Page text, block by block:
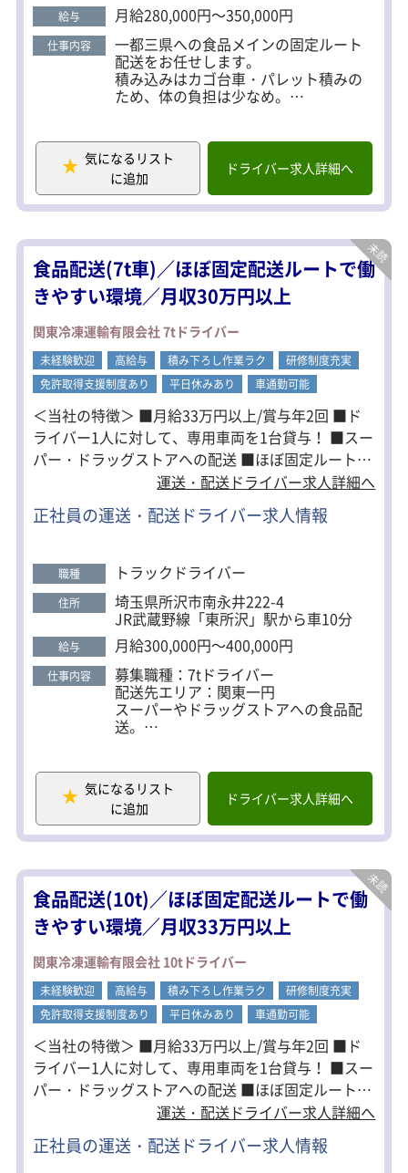
給与 月給280,000円～350,000円
仕事内容 一都三県への食品メインの固定ルート
配送をお任せします。
積み込みはカゴ台車・パレット積みの
ため、体の負担は少なめ。
・大手スーパーへの配送
・大手ファーストフード店への配送
・工場から配送センターへの横持ち
・走行距離150km
店舗配送の場合は、1回の配送で2～3件
の店舗を回り、その後戻って積み直
し、さらに2～3件を配送します。
センター間の配送では、2往復していた
だきます。
【研修について】
まずトラックの車両感覚を掴むところ
から！
ルート確認は先輩との同乗研修を行
い、
1～2ヶ月かけて着実に業務に慣れてい
ただきます。
ドライバーデビューもブランクも安心
です。
気になるリスト
に追加
ドライバー求人詳細へ
食品配送(7t車)／ほぼ固定配送ルートで働
きやすい環境／月収30万円以上
関東冷凍運輸有限会社 7tドライバー
未経験歓迎 高給与 積み下ろし作業ラク
研修制度充実
免許取得支援制度あり
平日休みあり 車通勤可能
＜当社の特徴＞ ■月給33万円以上/賞与年2回 ■ド
ライバー1人に対して、専用車両を1台貸与！ ■スー
パー・ドラッグストアへの配送 ■ほぼ固定ルート！
■1日2運行で配送件数は3~4件！ ■積み込み・納品
は台車やカートラを使用！ ■早上がりも可能で給与
の減額はナシ！ 国土交通省からも「安全性優良事業
で、ルートを一度覚えてしまえば問題ありません！
当社は埼玉県所沢市に本社を置く、今年で設立21年
目の会社です。 「流通を通じて笑顔を作る会社」と
して、お客様の笑顔だけではなく 従業員、そして従
業員の笑顔も守ることを大切にしています！
運送・配送ドライバー求人詳細へ
正社員の運送・配送ドライバー求人情報
職種 トラックドライバー
住所 埼玉県所沢市南永井222-4
JR武蔵野線「東所沢」駅から車10分
給与 月給300,000円～400,000円
仕事内容 募集職種：7tドライバー
配送先エリア：関東一円
スーパーやドラッグストアへの食品配
送。
1日2運行で配送件数は3~4件と無理な配
車は組みません！
車両貸与のため、自分だけの専用車両
でストレスなくお仕事できるのも魅力
の1つです。
また、将来的には管理職・運行管理士
へのジョブチェンジも可能です！
気になるリスト
に追加
ドライバー求人詳細へ
食品配送(10t)／ほぼ固定配送ルートで働
きやすい環境／月収33万円以上
関東冷凍運輸有限会社 10tドライバー
未経験歓迎 高給与 積み下ろし作業ラク
研修制度充実
免許取得支援制度あり
平日休みあり 車通勤可能
＜当社の特徴＞ ■月給33万円以上/賞与年2回 ■ド
ライバー1人に対して、専用車両を1台貸与！ ■スー
パー・ドラッグストアへの配送 ■ほぼ固定ルート！
■1日2運行で配送件数は3~4件！ ■積み込み・納品
は台車やカートラを使用！ ■早上がりも可能で給与
の減額はナシ！ 国土交通省からも「安全性優良事業
運送・配送ドライバー求人詳細へ
正社員の運送・配送ドライバー求人情報